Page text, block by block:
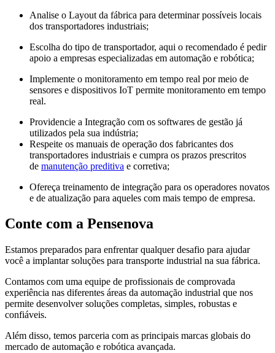
Analise o Layout da fábrica para determinar possíveis locais
dos transportadores industriais;
Escolha do tipo de transportador, aqui o recomendado é pedir
apoio a empresas especializadas em automação e robótica;
Implemente o monitoramento em tempo real por meio de
sensores e dispositivos IoT permite monitoramento em tempo
real.
Providencie a Integração com os softwares de gestão já
utilizados pela sua indústria;
Respeite os manuais de operação dos fabricantes dos
transportadores industriais e cumpra os prazos prescritos
de manutenção preditiva e corretiva;
Ofereça treinamento de integração para os operadores novatos
e de atualização para aqueles com mais tempo de empresa.
Conte com a Pensenova
Estamos preparados para enfrentar qualquer desafio para ajudar
você a implantar soluções para transporte industrial na sua fábrica.
Contamos com uma equipe de profissionais de comprovada
experiência nas diferentes áreas da automação industrial que nos
permite desenvolver soluções completas, simples, robustas e
confiáveis.
Além disso, temos parceria com as principais marcas globais do
mercado de automação e robótica avançada.